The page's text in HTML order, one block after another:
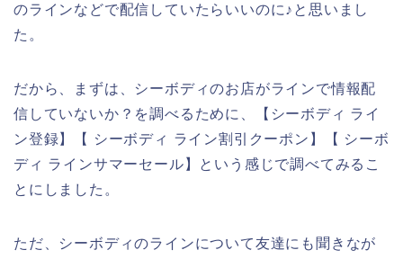
のラインなどで配信していたらいいのに♪と思いまし
た。
だから、まずは、シーボディのお店がラインで情報配
信していないか？を調べるために、【シーボディ ライ
ン登録】【 シーボディ ライン割引クーポン】【 シーボ
ディ ラインサマーセール】という感じで調べてみるこ
とにしました。
ただ、シーボディのラインについて友達にも聞きなが